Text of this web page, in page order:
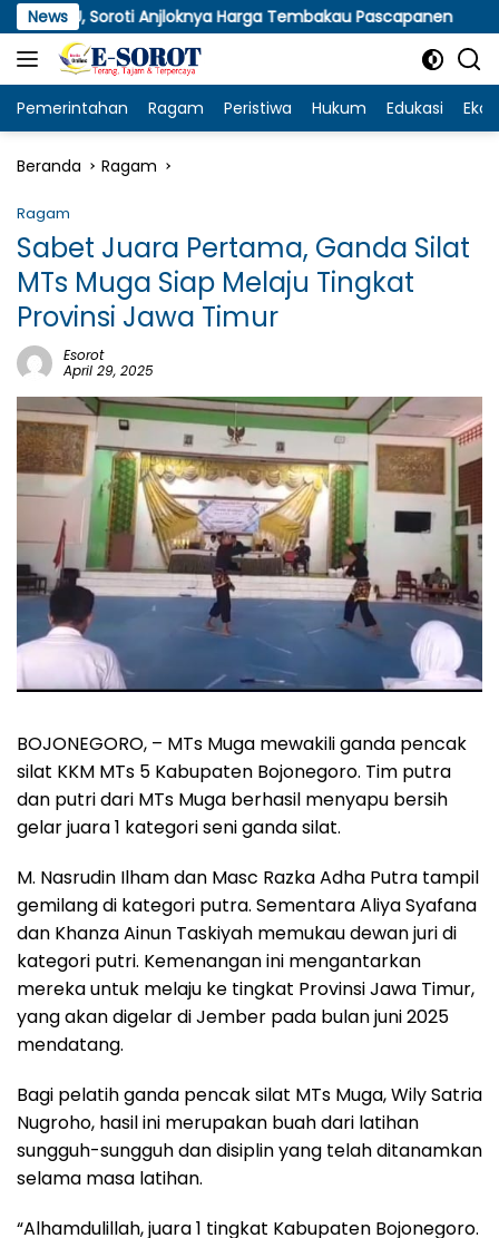
Langsung
ke
konten
News
Anjloknya Harga Tembakau Pascapanen KWI
Pemerintahan Ragam Peristiwa Hukum Edukasi
Beranda Ragam
Ragam
Sabet Juara Pertama, Ganda Silat
MTs Muga Siap Melaju Tingkat
Provinsi Jawa Timur
Esorot
April 29, 2025
BOJONEGORO, – MTs Muga mewakili ganda pencak
silat KKM MTs 5 Kabupaten Bojonegoro. Tim putra
dan putri dari MTs Muga berhasil menyapu bersih
gelar juara 1 kategori seni ganda silat.
M. Nasrudin Ilham dan Masc Razka Adha Putra tampil
gemilang di kategori putra. Sementara Aliya Syafana
dan Khanza Ainun Taskiyah memukau dewan juri di
kategori putri. Kemenangan ini mengantarkan
mereka untuk melaju ke tingkat Provinsi Jawa Timur,
yang akan digelar di Jember pada bulan juni 2025
mendatang.
Bagi pelatih ganda pencak silat MTs Muga, Wily Satria
Nugroho, hasil ini merupakan buah dari latihan
sungguh-sungguh dan disiplin yang telah ditanamkan
selama masa latihan.
“Alhamdulillah, juara 1 tingkat Kabupaten Bojonegoro.